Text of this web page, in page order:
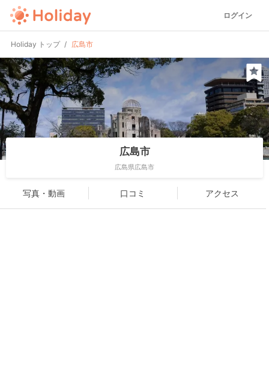
ログイン
Holiday トップ 広島市
広島市
広島県広島市
写真・動画 口コミ アクセス